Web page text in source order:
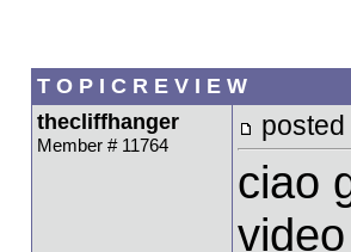
T O P I C R E V I E W
thecliffhanger
Member # 11764
ciao